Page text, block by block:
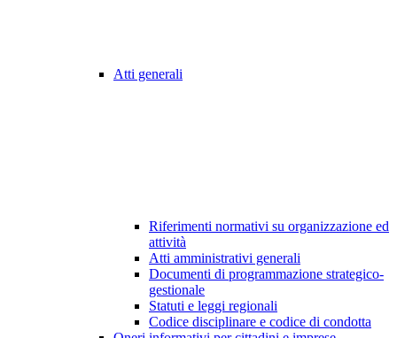
Atti generali
Riferimenti normativi su organizzazione ed
attività
Atti amministrativi generali
Documenti di programmazione strategico-
gestionale
Statuti e leggi regionali
Codice disciplinare e codice di condotta